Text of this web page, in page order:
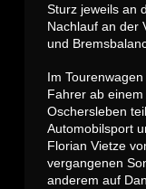
Sturz jeweils an
Nachlauf an der
und
Im
Fahrer ab
Oschersleben
Automobilsport
Florian Vietze
vergangenen
anderem auf